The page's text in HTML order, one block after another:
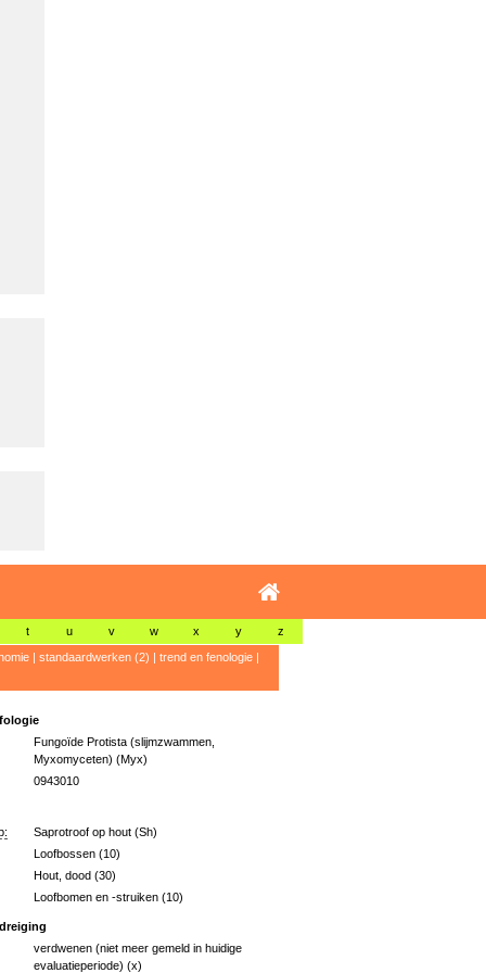
t u v w x y z
| standaardwerken (2) | trend en fenologie|
Fungoïde Protista (slijmzwammen,
Myxomyceten) (Myx)
0943010
Saprotroof op hout (Sh)
Loofbossen (10)
Hout, dood (30)
Loofbomen en -struiken (10)
verdwenen (niet meer gemeld in huidige
evaluatieperiode) (x)